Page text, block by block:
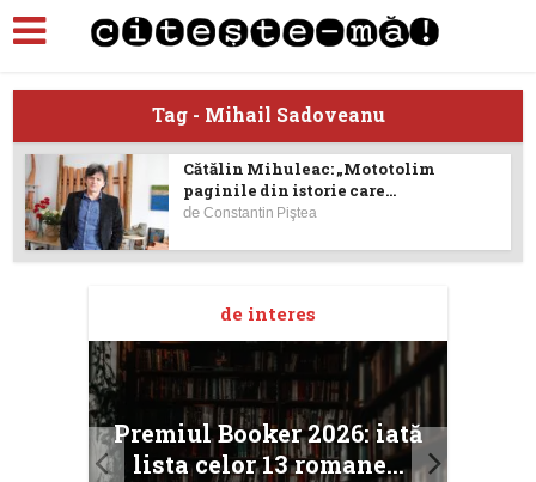
Tag - Mihail Sadoveanu
Cătălin Mihuleac: „Mototolim
paginile din istorie care...
deConstantin Piştea
de interes
Premiul Booker 2026: iată
lista celor 13 romane...